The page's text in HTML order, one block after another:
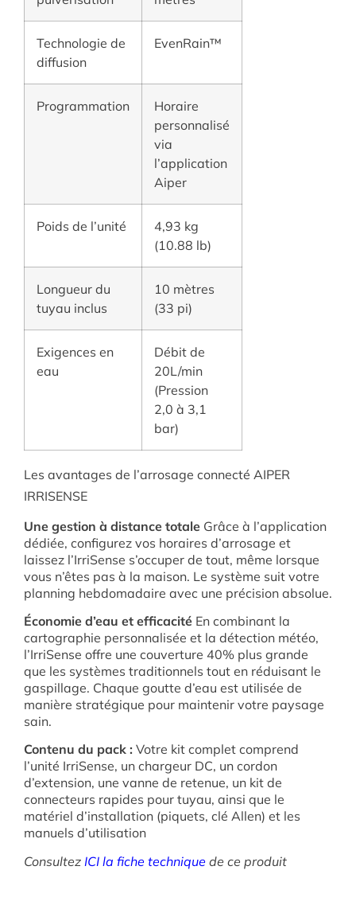
Technologie de
diffusion
EvenRain™
Programmation
Horaire
personnalisé
via
l’application
Aiper
Poids de l’unité
4,93 kg
(10.88 lb)
Longueur du
tuyau inclus
10 mètres
(33 pi)
Exigences en
eau
Débit de
20L/min
(Pression
2,0 à 3,1
bar)
Les avantages de l’arrosage connecté AIPER
IRRISENSE
Une gestion à distance totale Grâce à l’application
dédiée, configurez vos horaires d’arrosage et
laissez l’IrriSense s’occuper de tout, même lorsque
vous n’êtes pas à la maison. Le système suit votre
planning hebdomadaire avec une précision absolue.
Économie d’eau et efficacité En combinant la
cartographie personnalisée et la détection météo,
l’IrriSense offre une couverture 40% plus grande
que les systèmes traditionnels tout en réduisant le
gaspillage. Chaque goutte d’eau est utilisée de
manière stratégique pour maintenir votre paysage
sain.
Contenu du pack : Votre kit complet comprend
l’unité IrriSense, un chargeur DC, un cordon
d’extension, une vanne de retenue, un kit de
connecteurs rapides pour tuyau, ainsi que le
matériel d’installation (piquets, clé Allen) et les
manuels d’utilisation
Consultez ICI la fiche technique de ce produit